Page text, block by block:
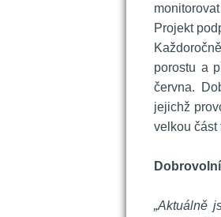
Projekt
porostu a
června.
jejichž
velkou část
„Aktuálně